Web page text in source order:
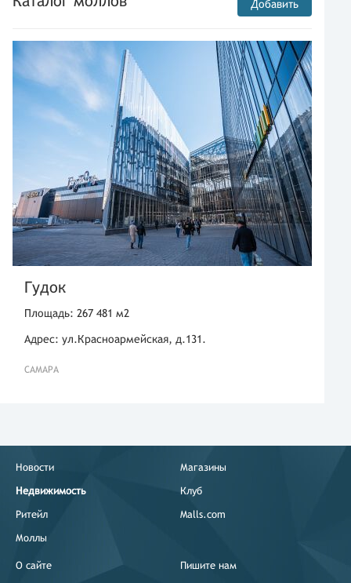
Добавить
Гудок
Площадь: 267 481 м2
Адрес: ул.Красноармейская, д.131.
САМАРА
Новости
Недвижимость
Ритейл
Моллы
Магазины
Клуб
Malls.com
О сайте Пишите нам